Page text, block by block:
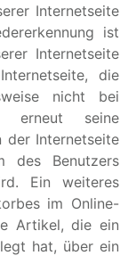
Internetseite
ist
Internetseite
die
nicht bei
erneut seine
der Internetseite
des Benutzers
Ein weiteres
im Online-
Artikel, die ein
hat, über ein